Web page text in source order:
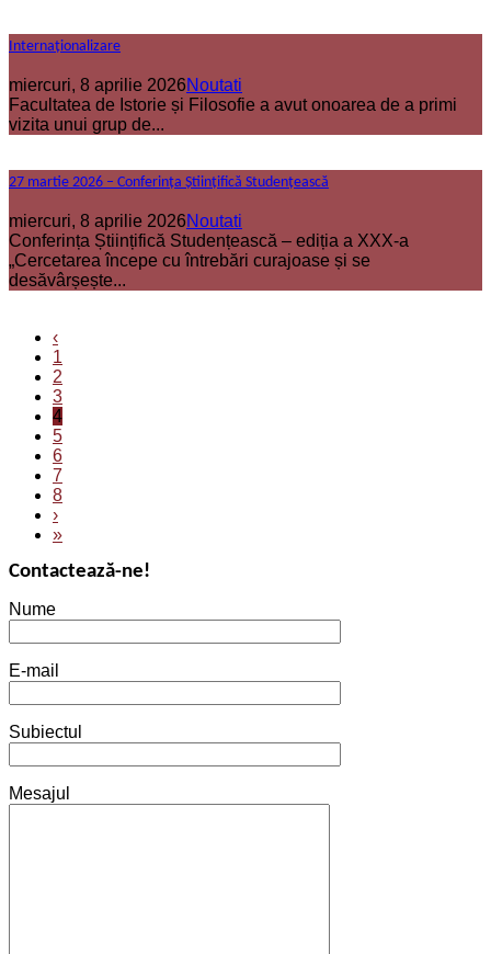
Internaționalizare
miercuri, 8 aprilie 2026Noutati
Facultatea de Istorie și Filosofie a avut onoarea de a primi
vizita unui grup de...
27 martie 2026 – Conferința Științifică Studențească
miercuri, 8 aprilie 2026Noutati
Conferința Științifică Studențească – ediția a XXX-a
„Cercetarea începe cu întrebări curajoase și se
desăvârșește...
‹
1
2
3
4
5
6
7
8
›
»
Contactează-ne!
Nume
E-mail
Subiectul
Mesajul